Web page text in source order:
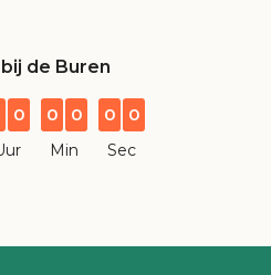
de Buren
0 0 0
Min
0 0
Sec